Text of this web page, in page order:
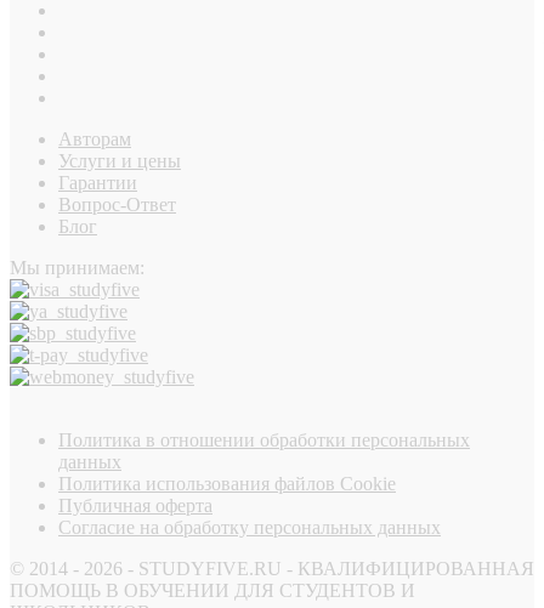
Авторам
Услуги и цены
Гарантии
Вопрос-Ответ
Блог
Мы принимаем:
Политика в отношении обработки персональных
данных
Политика использования файлов Cookie
Публичная оферта
Согласие на обработку персональных данных
© 2014 - 2026 - STUDYFIVE.RU - КВАЛИФИЦИРОВАННАЯ
ПОМОЩЬ В ОБУЧЕНИИ ДЛЯ СТУДЕНТОВ И